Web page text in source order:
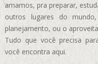
amamos, pra preparar,
outros lugares do
planejamento, ou o
Tudo que você precisa
você encontra aqui.